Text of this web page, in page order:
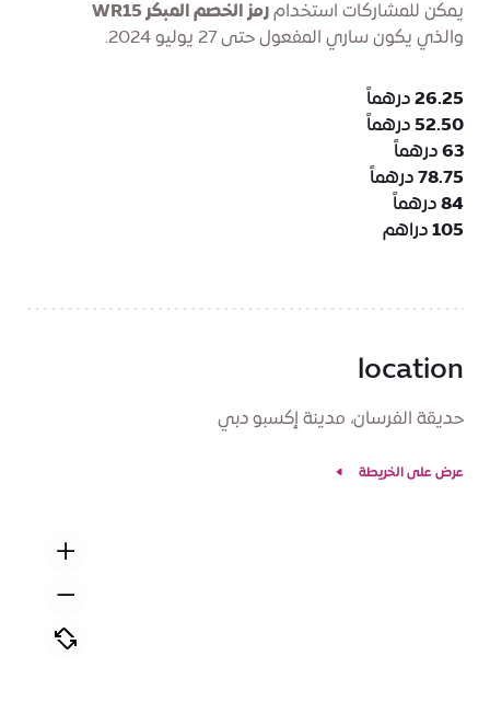
يمكن للمشاركات استخدام رمز الخصم المبكر WR15
والذي يكون ساري المفعول حتى 27 يوليو 2024.
26.25 درهماً
52.50 درهماً
63 درهماً
78.75 درهماً
84 درهماً
105 دراهم
location
حديقة الفرسان، مدينة إكسبو دبي
عرض على الخريطة